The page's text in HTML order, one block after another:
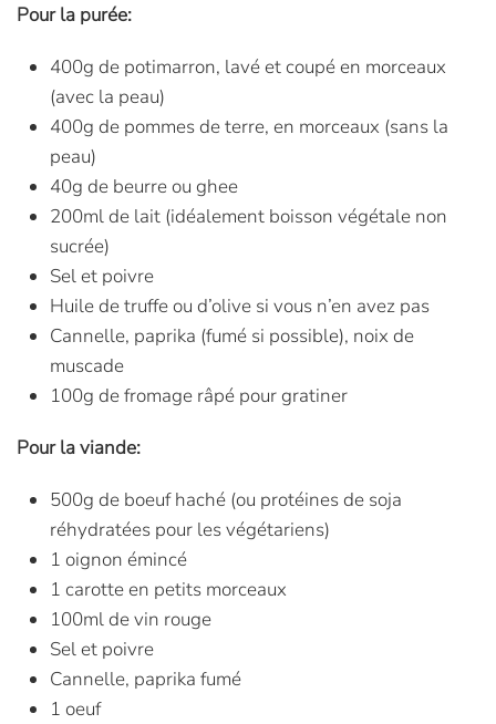
Pour la purée:
400g de potimarron, lavé et coupé en morceaux
(avec la peau)
400g de pommes de terre, en morceaux (sans la
peau)
40g de beurre ou ghee
200ml de lait (idéalement boisson végétale non
sucrée)
Sel et poivre
Huile de truffe ou d’olive si vous n’en avez pas
Cannelle, paprika (fumé si possible), noix de
muscade
100g de fromage râpé pour gratiner
Pour la viande:
500g de boeuf haché (ou protéines de soja
réhydratées pour les végétariens)
1 oignon émincé
1 carotte en petits morceaux
100ml de vin rouge
Sel et poivre
Cannelle, paprika fumé
1 oeuf